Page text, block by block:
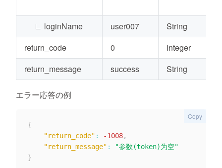
∟ loginName user007
String
return_code
0
Integer
return_message
success String
エラー応答の例
{
"return_code" : -1008,
"return_message" :
"参数(token)为空"
}
Copy